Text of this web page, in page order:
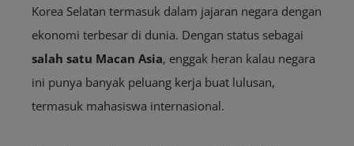
Korea Selatan termasuk dalam jajaran negara dengan
ekonomi terbesar di dunia. Dengan status sebagai
salah satu Macan Asia, enggak heran kalau negara
ini punya banyak peluang kerja buat lulusan,
termasuk mahasiswa internasional.